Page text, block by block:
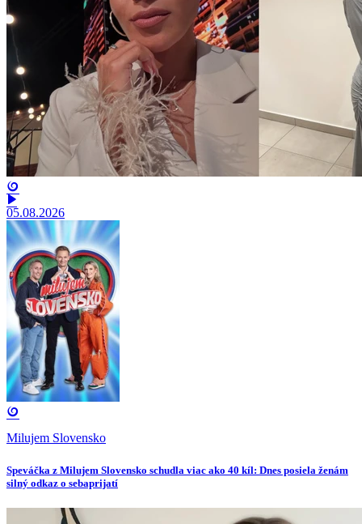
05.08.2026
Milujem Slovensko
Speváčka z Milujem Slovensko schudla viac ako 40 kíl: Dnes posiela ženám
silný odkaz o sebaprijatí